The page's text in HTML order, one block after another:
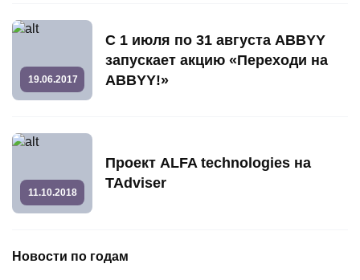
19.06.2017
С 1 июля по 31 августа ABBYY
запускает акцию «Переходи на
ABBYY!»
11.10.2018
Проект ALFA technologies на
TAdviser
Новости по годам